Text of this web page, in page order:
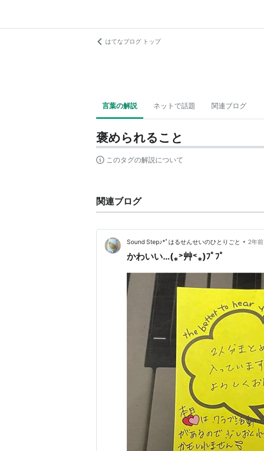
はてなブログ トップ
言葉の解説 ネットで話題 関連ブログ
褒められること
このタグの解説について
関連ブログ
Sound Step♪*ﾟはるせんせいのひとりごと • 2年前
かわいい…(⁎˃艸˂⁎)ﾌﾟﾌﾟ